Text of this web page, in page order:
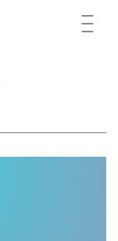
—
—
—